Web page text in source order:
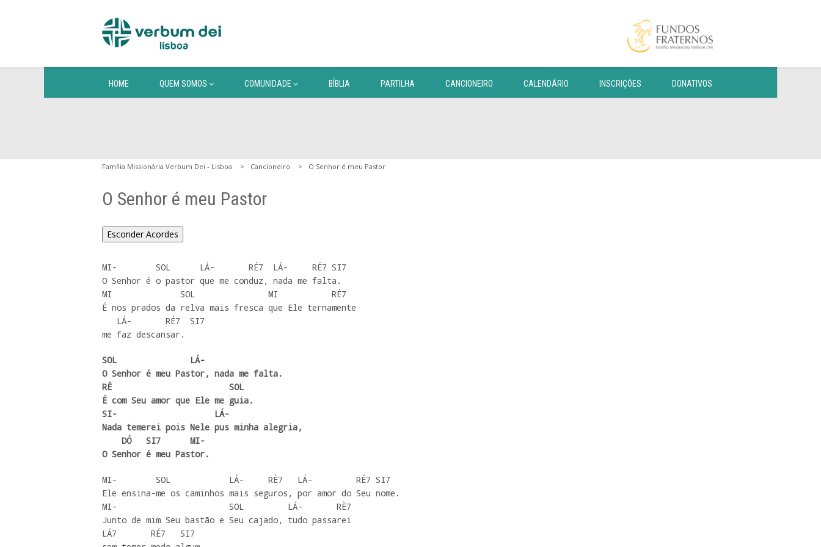
HOME QUEM SOMOS COMUNIDADE BÍBLIA PARTILHA CANCIONEIRO CALENDÁRIO INSCRIÇÕES DONATIVOS
Família Missionária Verbum Dei - Lisboa Cancioneiro O Senhor é meu Pastor
O Senhor é meu Pastor
Esconder Acordes
MI-        SOL      LÁ-       RÉ7  LÁ-     RÉ7 SI7
O Senhor é o pastor que me conduz, nada me falta.
MI              SOL               MI           RÉ7
É nos prados da relva mais fresca que Ele ternamente
me faz descansar.
SOL               LÁ-
O Senhor é meu Pastor, nada me falta.
RÉ                        SOL
É com Seu amor que Ele me guia.
SI-                    LÁ-
Nada temerei pois Nele pus minha alegria,
O Senhor é meu Pastor.
MI-        SOL            LÁ-     RÈ7   LÁ-         RÉ7 SI7
Ele ensina-me os caminhos mais seguros, por amor do Seu nome.
MI-                       SOL         LÁ-       RÈ7
Junto de mim Seu bastão e Seu cajado, tudo passarei
LÁ7       RÉ7   SI7